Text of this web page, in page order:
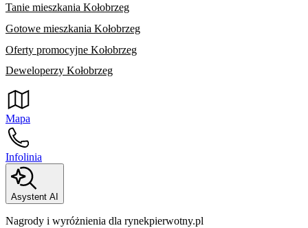
Tanie mieszkania Kołobrzeg
Gotowe mieszkania Kołobrzeg
Oferty promocyjne Kołobrzeg
Deweloperzy Kołobrzeg
Mapa
Infolinia
Asystent AI
Nagrody i wyróżnienia dla rynekpierwotny.pl